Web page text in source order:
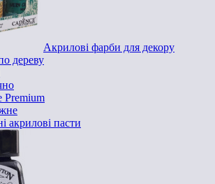
Акрилові фарби для декору
дереву
Premium
акрилові пасти